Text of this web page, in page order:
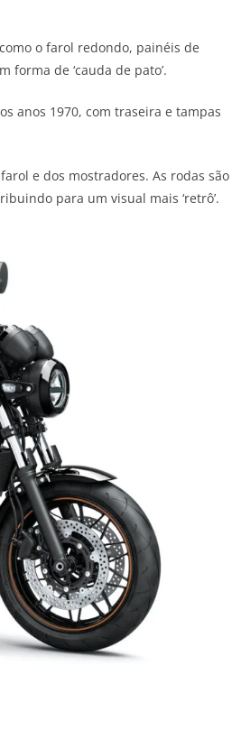
o farol redondo, painéis de
de ‘cauda de pato’.
anos 1970, com traseira e tampas
e dos mostradores. As rodas são
para um visual mais ‘retrô’.